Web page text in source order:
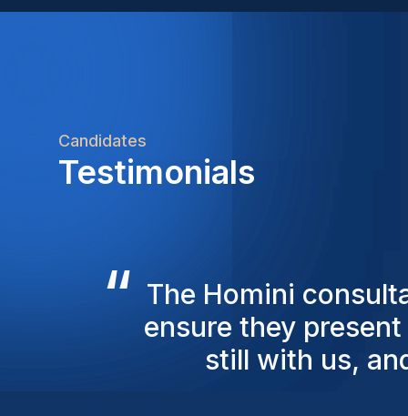
Candidates
Testimonials
“
The results have
closed over 20
connect